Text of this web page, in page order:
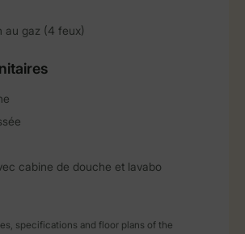
au gaz (4 feux)
cabine de douche et lavabo
specifications and floor plans of the